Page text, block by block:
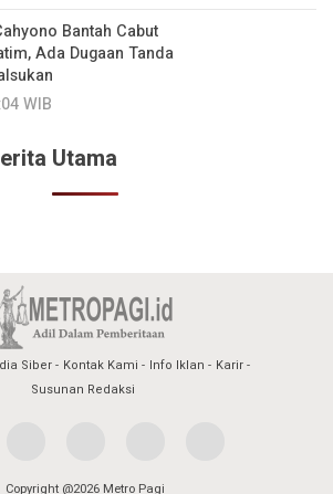
Bantah Cabut
Ada Dugaan Tanda
WIB
Utama
Siber Kontak Kami Info Iklan
Karir
Susunan Redaksi
Copyright @2026 Metro Pagi